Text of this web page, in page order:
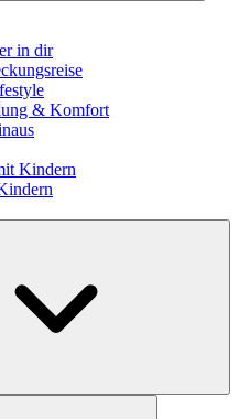
in dir
& Komfort
Kindern